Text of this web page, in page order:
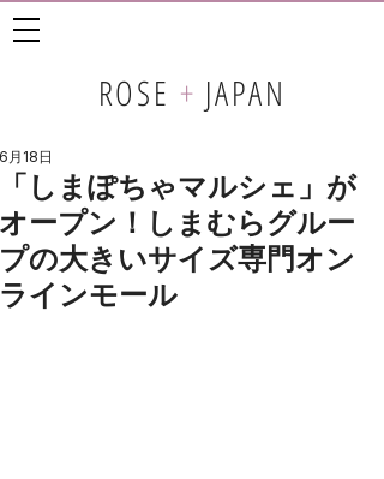
ROSE + JAPAN
「しまぽちゃマルシェ」が
オープン！しまむらグルー
プの大きいサイズ専門オン
ラインモール
6月18日